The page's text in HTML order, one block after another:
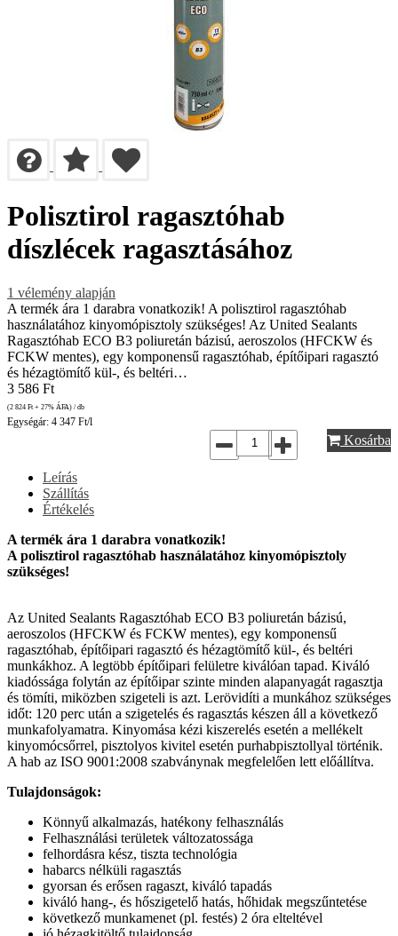
Polisztirol ragasztóhab
díszlécek ragasztásához
1 vélemény alapján
A termék ára 1 darabra vonatkozik! A polisztirol ragasztóhab
használatához kinyomópisztoly szükséges! Az United Sealants
Ragasztóhab ECO B3 poliuretán bázisú, aeroszolos (HFCKW és
FCKW mentes), egy komponensű ragasztóhab, építőipari ragasztó
és hézagtömítő kül-, és beltéri…
3 586 Ft
(2 824 Ft + 27% ÁFA) / db
Egységár: 4 347 Ft/l
Kosárba
Leírás
Szállítás
Értékelés
A termék ára 1 darabra vonatkozik!
A polisztirol ragasztóhab használatához kinyomópisztoly
szükséges!
Az United Sealants Ragasztóhab ECO B3 poliuretán bázisú,
aeroszolos (HFCKW és FCKW mentes), egy komponensű
ragasztóhab, építőipari ragasztó és hézagtömítő kül-, és beltéri
munkákhoz. A legtöbb építőipari felületre kiválóan tapad. Kiváló
kiadóssága folytán az építőipar szinte minden alapanyagát ragasztja
és tömíti, miközben szigeteli is azt. Lerövidíti a munkához szükséges
időt: 120 perc után a szigetelés és ragasztás készen áll a következő
munkafolyamatra. Kinyomása kézi kiszerelés esetén a mellékelt
kinyomócsőrrel, pisztolyos kivitel esetén purhabpisztollyal történik.
A hab az ISO 9001:2008 szabványnak megfelelően lett előállítva.
Tulajdonságok:
Könnyű alkalmazás, hatékony felhasználás
Felhasználási területek változatossága
felhordásra kész, tiszta technológia
habarcs nélküli ragasztás
gyorsan és erősen ragaszt, kiváló tapadás
kiváló hang-, és hőszigetelő hatás, hőhidak megszűntetése
következő munkamenet (pl. festés) 2 óra elteltével